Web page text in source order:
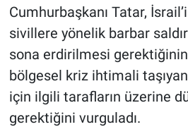
Cumhurbaşkanı Tatar,
sivillere yönelik barbar
sona erdirilmesi gerektiğinin
bölgesel kriz ihtimali
için ilgili tarafların üzerine
gerektiğini vurguladı.